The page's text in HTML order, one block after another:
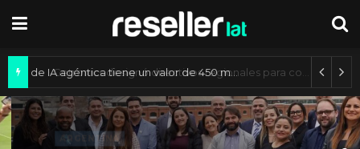
Mercado de IA agéntica tiene un valor de 450 mil millones de dólares
ARGENTINA